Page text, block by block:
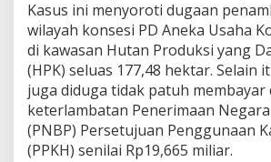
n
e
k
a
U
s
a
h
a
Kasus ini menyoroti dugaan
wilayah konsesi PD Aneka Usaha
di kawasan Hutan Produksi yang
(HPK) seluas 177,48 hektar. Selain
juga diduga tidak patuh membayar
keterlambatan Penerimaan
(PNBP) Persetujuan Penggunaan
(PPKH) senilai Rp19,665 miliar.